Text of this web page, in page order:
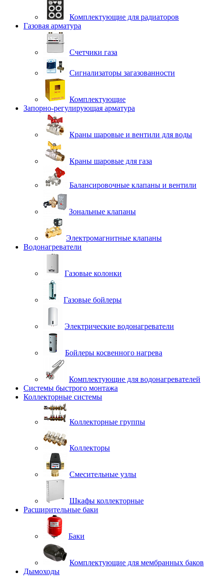
Комплектующие для радиаторов
Газовая арматура
Счетчики газа
Сигнализаторы загазованности
Комплектующие
Запорно-регулирующая арматура
Краны шаровые и вентили для воды
Краны шаровые для газа
Балансировочные клапаны и вентили
Зональные клапаны
Электромагнитные клапаны
Водонагреватели
Газовые колонки
Газовые бойлеры
Электрические водонагреватели
Бойлеры косвенного нагрева
Комплектующие для водонагревателей
Системы быстрого монтажа
Коллекторные системы
Коллекторные группы
Коллекторы
Смесительные узлы
Шкафы коллекторные
Расширительные баки
Баки
Комплектующие для мембранных баков
Дымоходы